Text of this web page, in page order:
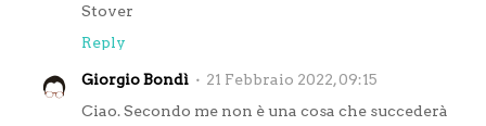
Stover
Reply
Giorgio Bondì
21 Febbraio 2022, 09:15
Ciao. Secondo me non è una cosa che succederà